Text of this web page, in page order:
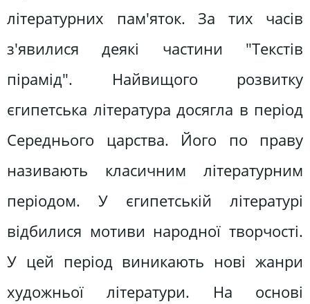
літературних пам'яток. За тих часів
з'явилися деякі частини "Текстів
пірамід". Найвищого розвитку
єгипетська література досягла в період
Середнього царства. Його по праву
називають класичним літературним
періодом. У єгипетській літературі
відбилися мотиви народної творчості.
У цей період виникають нові жанри
художньої літератури. На основі